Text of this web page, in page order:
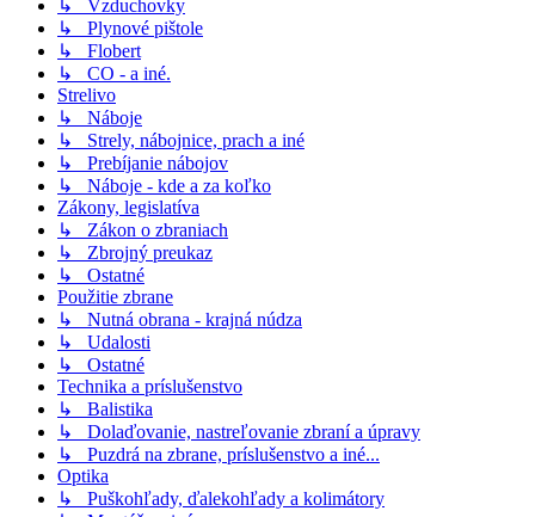
↳ Vzduchovky
↳ Plynové pištole
↳ Flobert
↳ CO - a iné.
Strelivo
↳ Náboje
↳ Strely, nábojnice, prach a iné
↳ Prebíjanie nábojov
↳ Náboje - kde a za koľko
Zákony, legislatíva
↳ Zákon o zbraniach
↳ Zbrojný preukaz
↳ Ostatné
Použitie zbrane
↳ Nutná obrana - krajná núdza
↳ Udalosti
↳ Ostatné
Technika a príslušenstvo
↳ Balistika
↳ Dolaďovanie, nastreľovanie zbraní a úpravy
↳ Puzdrá na zbrane, príslušenstvo a iné...
Optika
↳ Puškohľady, ďalekohľady a kolimátory